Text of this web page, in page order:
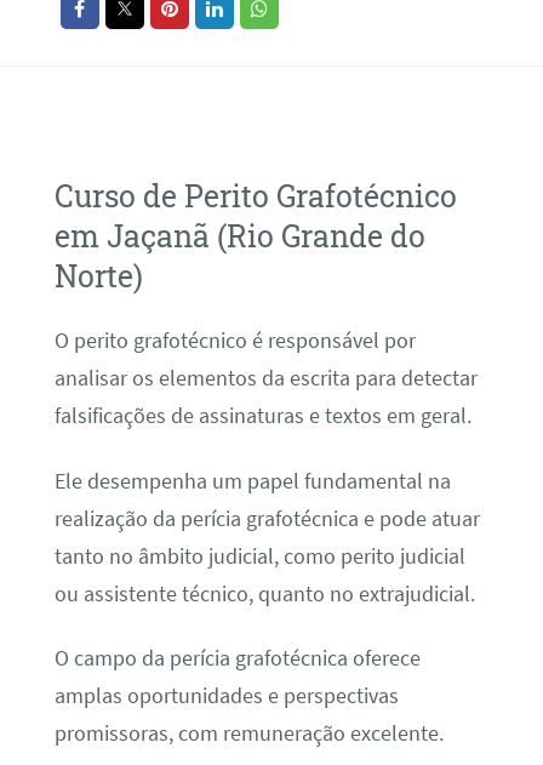
Curso de Perito Grafotécnico
em Jaçanã (Rio Grande do
Norte)
O perito grafotécnico é responsável por
analisar os elementos da escrita para detectar
falsificações de assinaturas e textos em geral.
Ele desempenha um papel fundamental na
realização da perícia grafotécnica e pode atuar
tanto no âmbito judicial, como perito judicial
ou assistente técnico, quanto no extrajudicial.
O campo da perícia grafotécnica oferece
amplas oportunidades e perspectivas
promissoras, com remuneração excelente.